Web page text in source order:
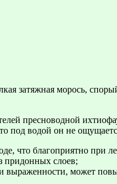
затяжная морось,
пресноводной
под водой он не
что благоприятно при
придонных слоев;
выраженности, может